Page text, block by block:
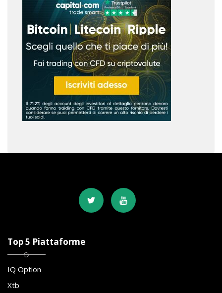
Top 5 Piattaforme
IQ Option
Xtb